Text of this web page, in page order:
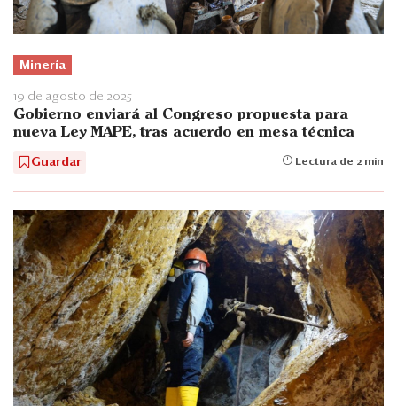
Minería
19 de agosto de 2025
Gobierno enviará al Congreso propuesta para
nueva Ley MAPE, tras acuerdo en mesa técnica
Guardar Lectura de 2 min